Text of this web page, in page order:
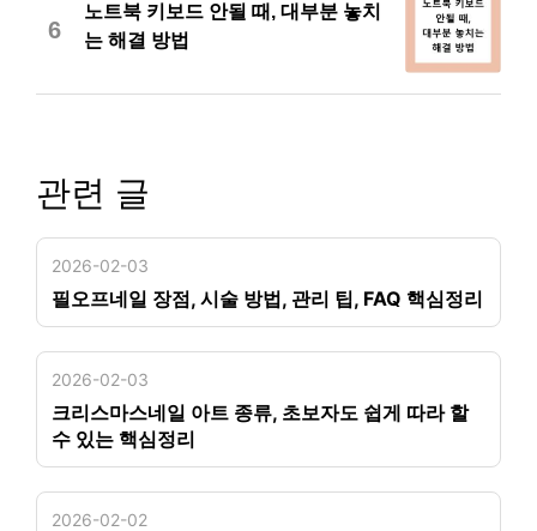
6
노트북 키보드 안될 때, 대부분 놓치
는 해결 방법
관련 글
2026-02-03
필오프네일 장점, 시술 방법, 관리 팁, FAQ 핵심정리
2026-02-03
크리스마스네일 아트 종류, 초보자도 쉽게 따라 할
수 있는 핵심정리
2026-02-02